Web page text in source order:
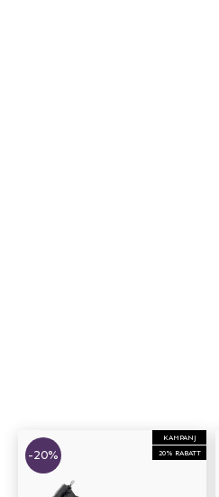
KAMPANJ
20% RABATT
-20%